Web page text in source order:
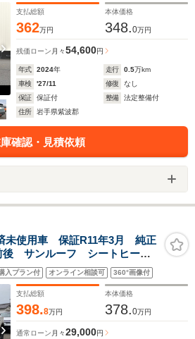
支払総額
362万円
本体価格
348.0万円
残価ローン 月々54,600円
年式 2024年 走行 0.5万km
車検
'27/11 修復
なし
保証
保証付 整備
法定整備付
住所
岩手県紫波郡
確認・見積依頼
使用車 保証R11年3月 純正
サンルーフ シートヒータ
ィブセーフティーブレーキ
トロール ブラインドスポット
入プラン付 オンライン相談可 360°画像付
支払総額
398.8万円
本体価格
378.0万円
通常ローン 月々29,000円